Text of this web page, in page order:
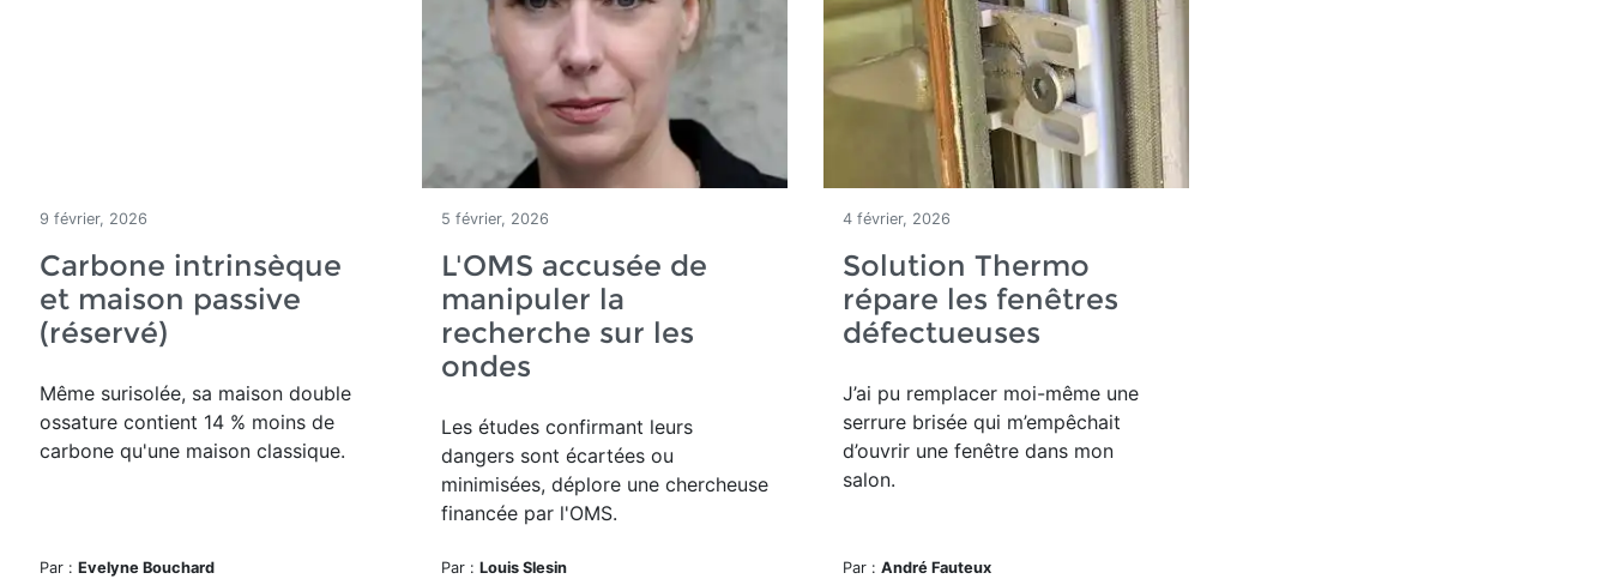
9 février, 2026
Carbone intrinsèque
et maison passive
(réservé)
Même surisolée, sa maison double
ossature contient 14 % moins de
carbone qu'une maison classique.
Par : Evelyne Bouchard
5 février, 2026
L'OMS accusée de
manipuler la
recherche sur les
ondes
Les études confirmant leurs
dangers sont écartées ou
minimisées, déplore une chercheuse
financée par l'OMS.
Par : Louis Slesin
4 février, 2026
Solution Thermo
répare les fenêtres
défectueuses
J’ai pu remplacer moi-même une
serrure brisée qui m’empêchait
d’ouvrir une fenêtre dans mon
salon.
Par : André Fauteux